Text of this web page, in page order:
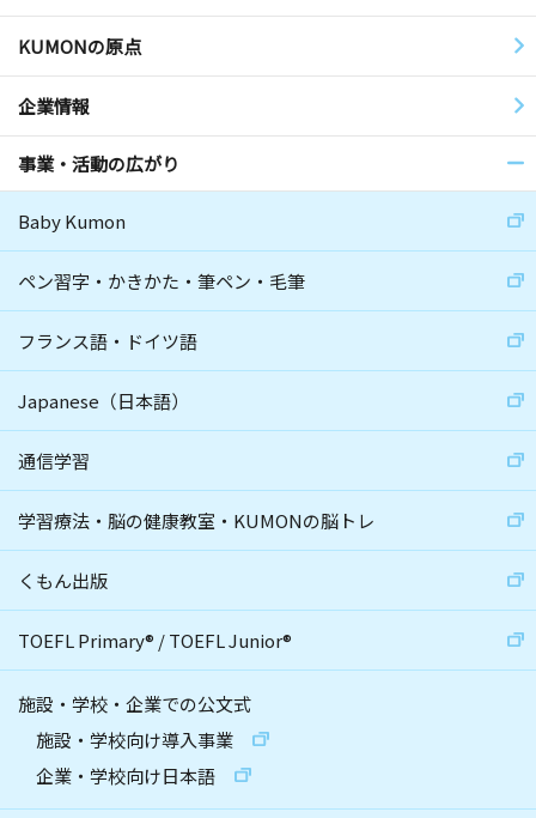
KUMONの原点
企業情報
事業・活動の広がり
Baby Kumon
ペン習字・かきかた・筆ペン・毛筆
フランス語・ドイツ語
Japanese（日本語）
通信学習
学習療法・脳の健康教室・KUMONの脳トレ
くもん出版
TOEFL Primary® /TOEFL Junior®
施設・学校・企業での公文式
施設・学校向け導入事業
企業・学校向け日本語